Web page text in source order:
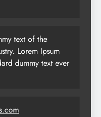
text of the
Lorem Ipsum
dummy text ever